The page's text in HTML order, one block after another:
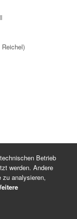
Betrieb
werden. Andere
zu analysieren,